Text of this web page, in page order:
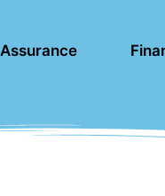
Assurance